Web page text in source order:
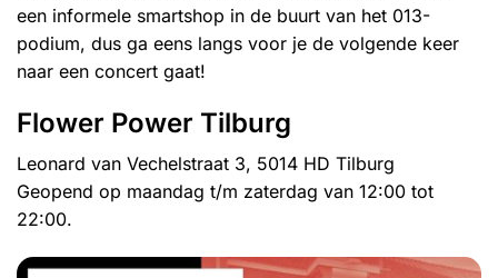
een informele smartshop in de buurt van het 013-
podium, dus ga eens langs voor je de volgende keer
naar een concert gaat!
Flower Power Tilburg
Leonard van Vechelstraat 3, 5014 HD Tilburg
Geopend op maandag t/m zaterdag van 12:00 tot
22:00.